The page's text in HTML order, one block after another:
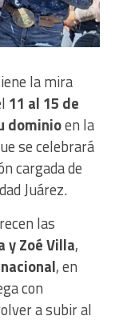
la mira
11 al 15 de
dominioen la
se celebrará
cargada de
Juárez.
las
y Zoé Villa,
, en
con
a subir al